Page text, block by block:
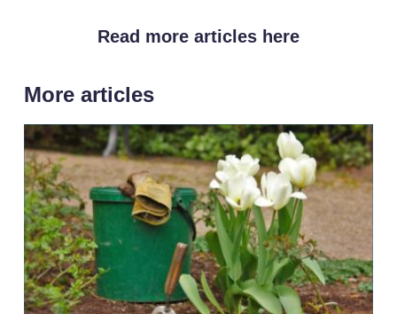
Read more articles here
More articles